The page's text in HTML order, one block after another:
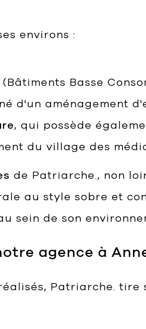
environs :
Basse
d'un aménagement
, qui possède
du village des
de Patriarche., non
au style sobre et
sein de son
agence à
Patriarche. tire
Contractant général en
Walter | Patriarche
Exploitant, fournisseur